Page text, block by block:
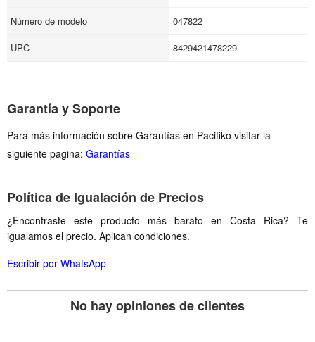
Número de modelo
047822
UPC
8429421478229
Garantía y Soporte
Para más información sobre Garantías en Pacifiko visitar la
siguiente pagina: Garantías
Política de Igualación de Precios
¿Encontraste este producto más barato en Costa Rica? Te
igualamos el precio. Aplican condiciones.
Escribir por WhatsApp
No hay opiniones de clientes